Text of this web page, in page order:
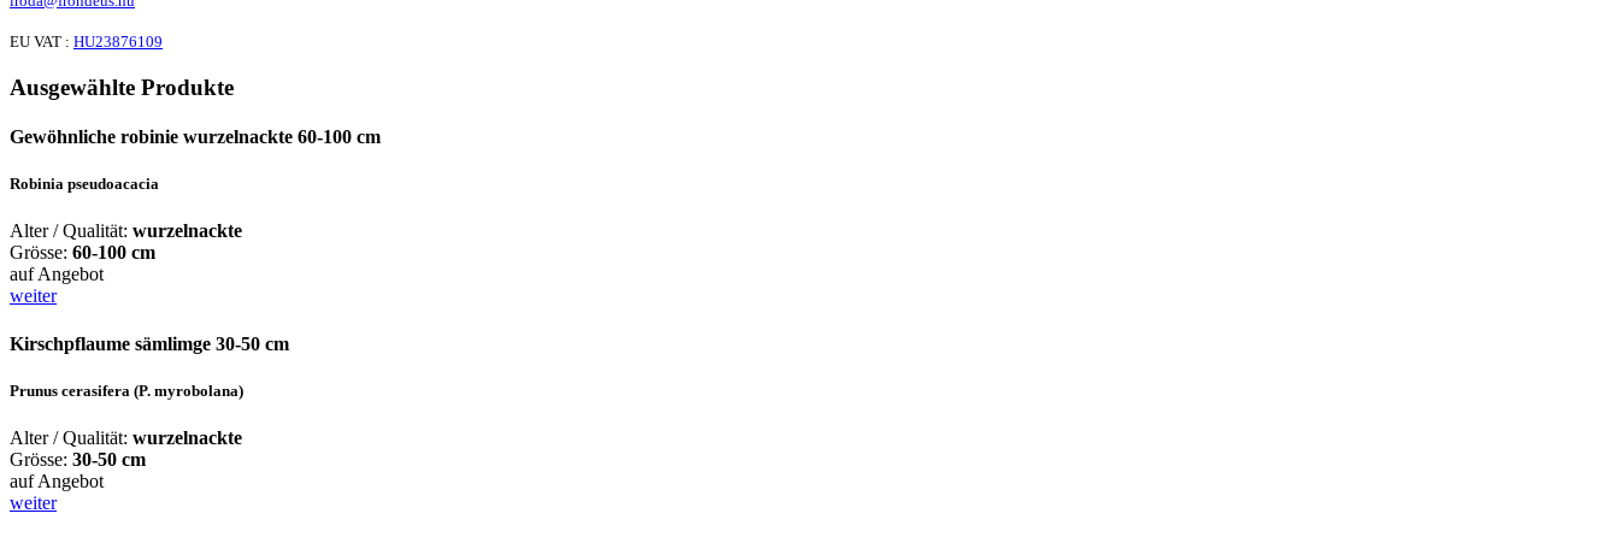
EU VAT : HU23876109
Ausgewählte Produkte
Gewöhnliche robinie wurzelnackte 60-100 cm
Robinia pseudoacacia
Alter / Qualität: wurzelnackte
Grösse: 60-100 cm
auf Angebot
weiter
Kirschpflaume sämlimge 30-50 cm
Prunus cerasifera (P. myrobolana)
Alter / Qualität: wurzelnackte
Grösse: 30-50 cm
auf Angebot
weiter